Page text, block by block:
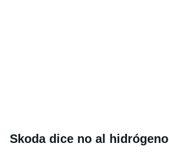
Skoda dice no al hidrógeno